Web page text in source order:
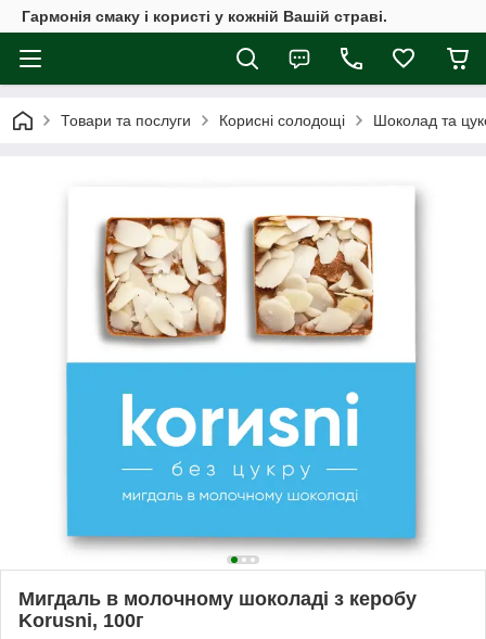
Гармонія смаку і користі у кожній Вашій страві.
Товари та послуги Корисні солодощі Шоколад та
Мигдаль в молочному шоколаді з керобу
Korusni, 100г